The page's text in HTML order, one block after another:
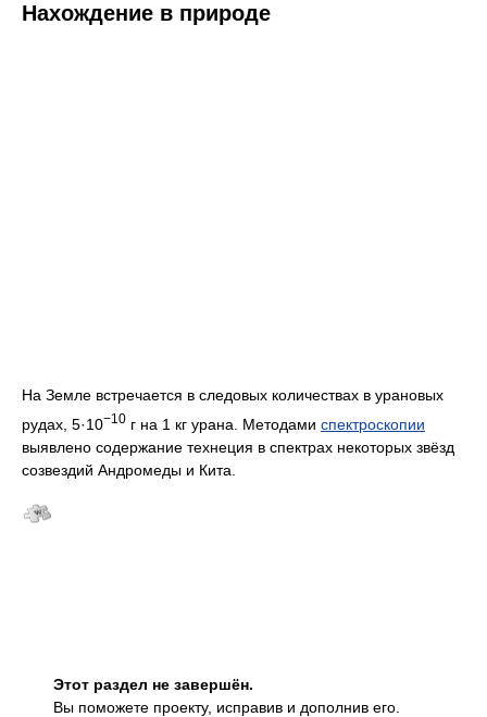
Нахождение в природе
На Земле встречается в следовых количествах в урановых
рудах, 5·10−10 г на 1 кг урана. Методами спектроскопии
выявлено содержание технеция в спектрах некоторых звёзд
созвездий Андромеды и Кита.
Этот раздел не завершён.
Вы поможете проекту, исправив и дополнив его.